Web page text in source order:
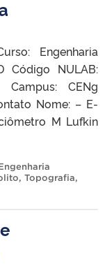
Engenharia
Código NULAB:
CENg
Nome: – E-
M Lufkin
, Topografia,